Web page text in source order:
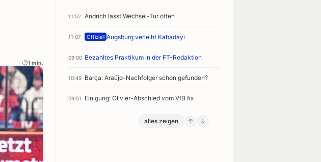
1 min.
11:52 Andrich lässt Wechsel-Tür offen
11:07 Offiziell Augsburg verleiht Kabadayi
09:00 Bezahltes Praktikum in der FT-Redaktion
10:49 Barça: Araújo-Nachfolger schon gefunden?
09:51 Einigung: Olivier-Abschied vom VfB fix
alles zeigen